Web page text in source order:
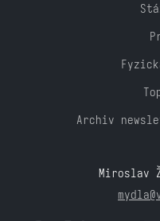
Archiv
Miroslav